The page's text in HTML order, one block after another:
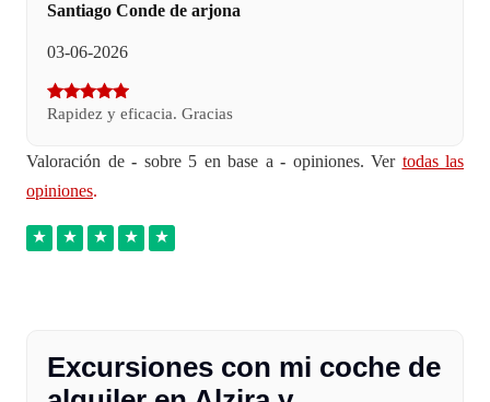
Santiago Conde de arjona
03-06-2026
Rapidez y eficacia. Gracias
Valoración de - sobre 5 en base a - opiniones. Ver todas las
opiniones.
Excursiones con mi coche de